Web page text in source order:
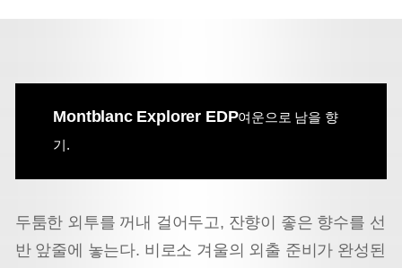
Montblanc Explorer EDP여운으로 남을 향
기.
두툼한 외투를 꺼내 걸어두고, 잔향이 좋은 향수를 선
반 앞줄에 놓는다. 비로소 겨울의 외출 준비가 완성된